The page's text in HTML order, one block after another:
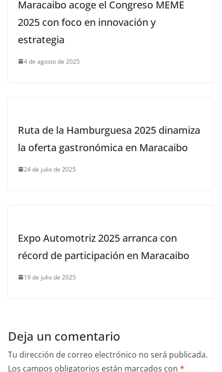
Maracaibo acoge el Congreso MEME
2025 con foco en innovación y
estrategia
4 de agosto de 2025
Ruta de la Hamburguesa 2025 dinamiza
la oferta gastronómica en Maracaibo
24 de julio de 2025
Expo Automotriz 2025 arranca con
récord de participación en Maracaibo
19 de julio de 2025
Deja un comentario
Tu dirección de correo electrónico no será publicada.
Los campos obligatorios están marcados con *